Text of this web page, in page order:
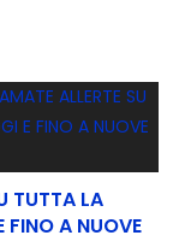
TUTTA LA
FINO A NUOVE